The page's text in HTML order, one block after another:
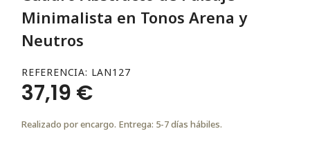
Minimalista en Tonos Arena y
Neutros
REFERENCIA LAN127
37,19 €
Realizado por encargo. Entrega: 5-7 días hábiles.